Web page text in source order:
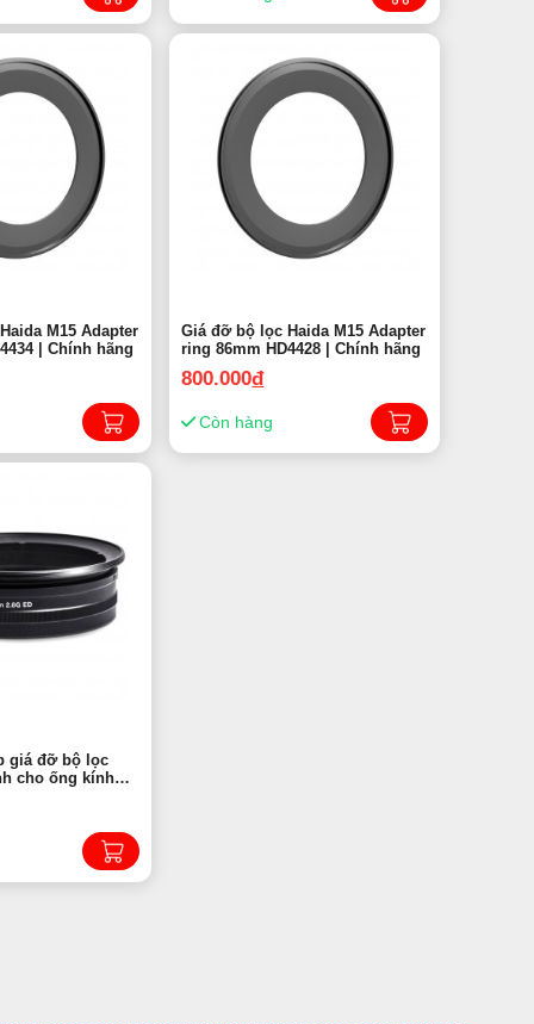
M15 Adapter
| Chính hãng
Giá đỡ bộ lọc Haida M15 Adapter
ring 86mm HD4428 | Chính hãng
800.000đ
Còn hàng
giá đỡ bộ lọc
cho ống kính